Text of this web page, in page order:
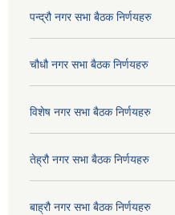
पन्द्रौ नगर सभा बैठक निर्णयहरु
चौधौ नगर सभा बैठक निर्णयहरु
विशेष नगर सभा बैठक निर्णयहरु
तेह्रौ नगर सभा बैठक निर्णयहरु
बाह्रौ नगर सभा बैठक निर्णयहरु